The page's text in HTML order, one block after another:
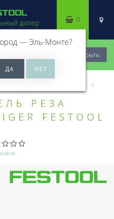
Закрыть
дилер
—Эль-Монте?
0
РЕЗА
FESTOOL